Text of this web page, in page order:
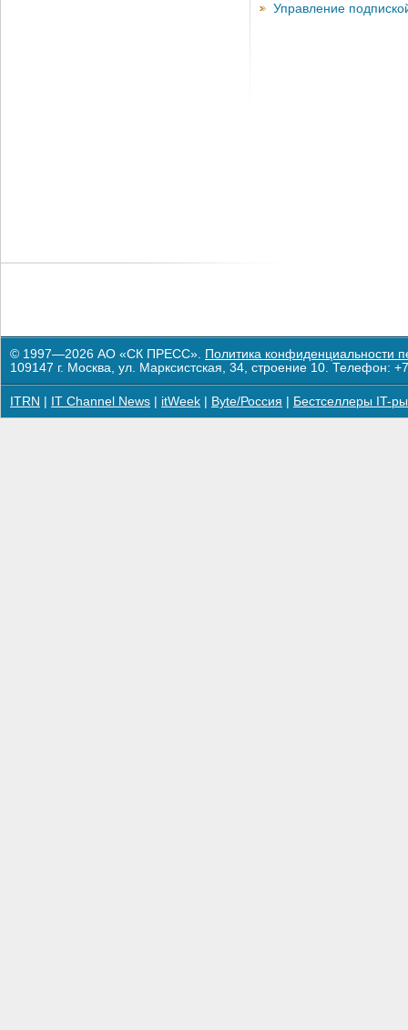
Управление
© 1997—2026 АО «СК ПРЕСС». Политика конфиденциальности
109147 г. Москва, ул. Марксистская, 34, строение 10. Телефон:
ITRN IT Channel News itWeek Byte/Россия Бестселлеры IT-